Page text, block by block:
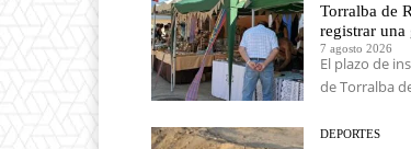
Torralba de
registrar una
7 agosto 2026
El plazo de
de Torralba
DEPORTES